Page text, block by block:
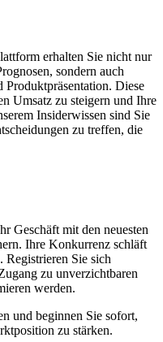
erhalten Sie nicht nur
sondern auch
Diese
Umsatz zu steigern und Ihre
Insiderwissen sind Sie
zu treffen, die
Geschäft mit den neuesten
Ihre Konkurrenz schläft
Sie sich
zu unverzichtbaren
werden.
und beginnen Sie sofort,
zu stärken.